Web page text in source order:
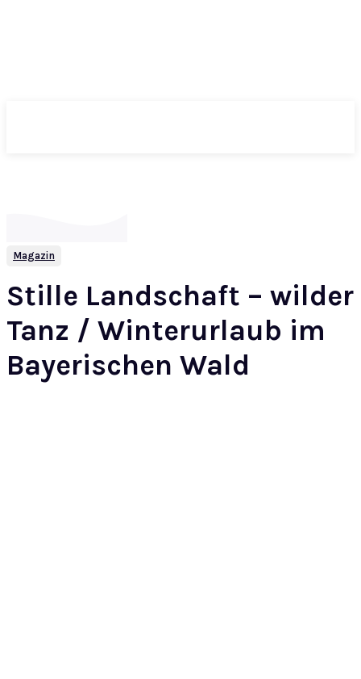
Magazin
Stille Landschaft – wilder
Tanz / Winterurlaub im
Bayerischen Wald